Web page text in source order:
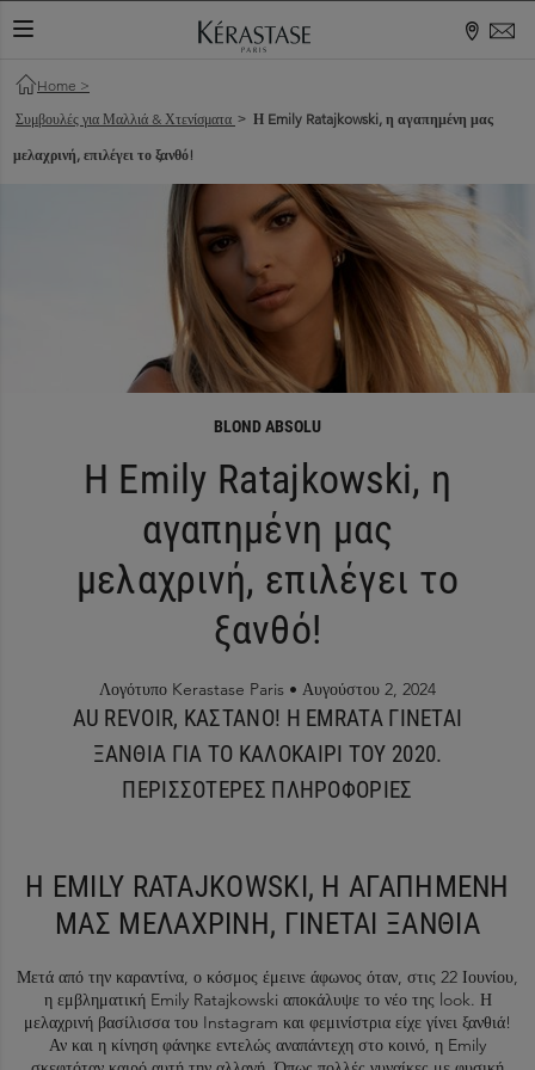
ΕΝΑΛΛΑΓΉ ΠΕΡΙΉΓΗΣΗΣ
Home >
Συμβουλές για Μαλλιά & Χτενίσματα > Η Emily Ratajkowski, η αγαπημένη μας
μελαχρινή, επιλέγει το ξανθό!
BLOND ABSOLU
Η Emily Ratajkowski, η
αγαπημένη μας
μελαχρινή, επιλέγει το
ξανθό!
Λογότυπο Kerastase Paris • Αυγούστου 2, 2024
AU REVOIR, ΚΑΣΤΑΝΟ! Η EMRATA ΓΙΝΕΤΑΙ
ΞΑΝΘΙΑ ΓΙΑ ΤΟ ΚΑΛΟΚΑΙΡΙ ΤΟΥ 2020.
ΠΕΡΙΣΣΟΤΕΡΕΣ ΠΛΗΡΟΦΟΡΙΕΣ
Η EMILY RATAJKOWSKI, Η ΑΓΑΠΗΜΕΝΗ
ΜΑΣ ΜΕΛΑΧΡΙΝΗ, ΓΙΝΕΤΑΙ ΞΑΝΘΙΑ
Μετά από την καραντίνα, ο κόσμος έμεινε άφωνος όταν, στις 22 Ιουνίου,
η εμβληματική Emily Ratajkowski αποκάλυψε το νέο της look. Η
μελαχρινή βασίλισσα του Instagram και φεμινίστρια είχε γίνει ξανθιά!
Αν και η κίνηση φάνηκε εντελώς αναπάντεχη στο κοινό, η Emily